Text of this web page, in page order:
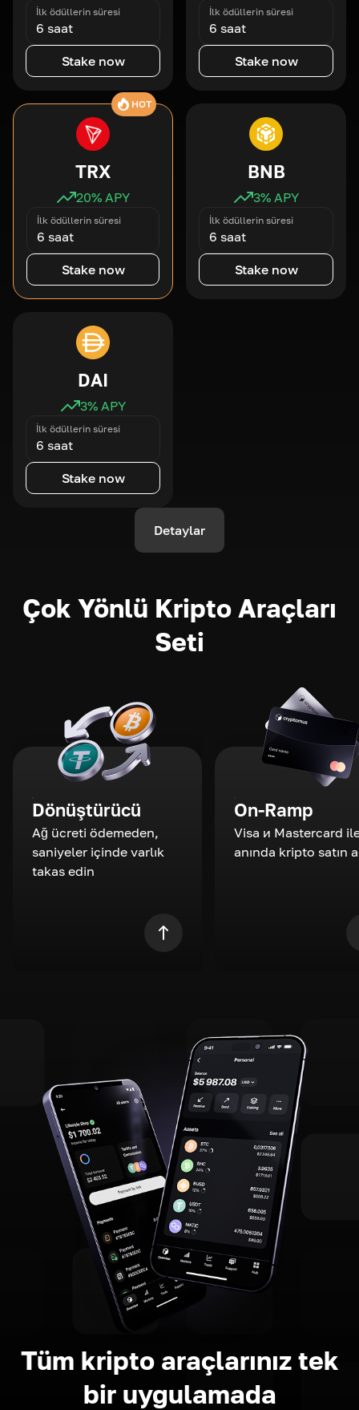
İlk ödüllerin süresi
6 saat
Stake now
İlk ödüllerin süresi
6 saat
Stake now
HOT
TRX
20% APY
İlk ödüllerin süresi
6 saat
Stake now
BNB
3% APY
İlk ödüllerin süresi
6 saat
Stake now
DAI
3% APY
İlk ödüllerin süresi
6 saat
Stake now
Detaylar
Çok Yönlü Kripto Araçları
Seti
Dönüştürücü
Ağ ücreti ödemeden,
saniyeler içinde varlık
takas edin
On-Ramp
Visa и Mastercard
anında kripto satın
Tüm kripto araçlarınız tek
bir uygulamada